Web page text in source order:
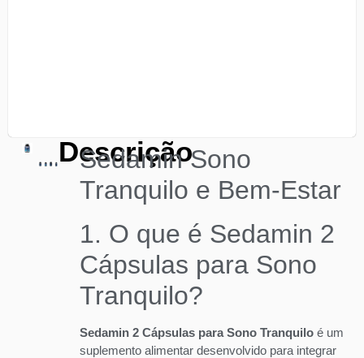
Descrição
Sedamin Sono
Tranquilo e Bem-Estar
1. O que é Sedamin 2
Cápsulas para Sono
Tranquilo?
Sedamin 2 Cápsulas para Sono Tranquilo é um
suplemento alimentar desenvolvido para integrar